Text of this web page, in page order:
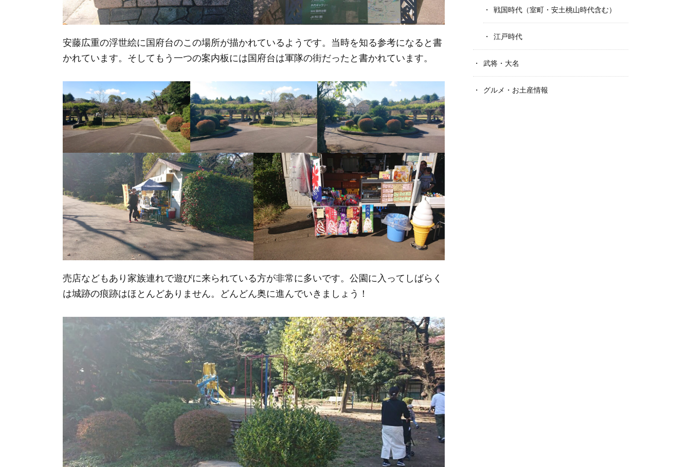
安藤広重の浮世絵に国府台のこの場所が描かれているようです。当時を知る参考になると書
かれています。そしてもう一つの案内板には国府台は軍隊の街だったと書かれています。
売店などもあり家族連れで遊びに来られている方が非常に多いです。公園に入ってしばらく
は城跡の痕跡はほとんどありません。どんどん奥に進んでいきましょう！
戦国時代（室町・安土桃山時代含む）
江戸時代
武将・大名
グルメ・お土産情報